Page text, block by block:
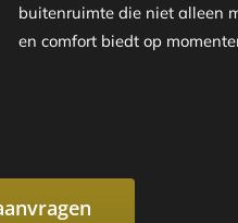
buitenruimte die niet alleen
en comfort biedt op